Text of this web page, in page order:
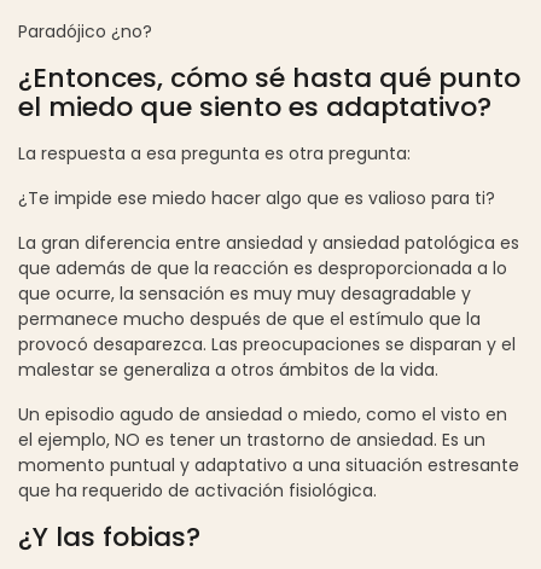
Paradójico ¿no?
¿Entonces, cómo sé hasta qué punto
el miedo que siento es adaptativo?
La respuesta a esa pregunta es otra pregunta:
¿Te impide ese miedo hacer algo que es valioso para ti?
La gran diferencia entre ansiedad y ansiedad patológica es
que además de que la reacción es desproporcionada a lo
que ocurre, la sensación es muy muy desagradable y
permanece mucho después de que el estímulo que la
provocó desaparezca. Las preocupaciones se disparan y el
malestar se generaliza a otros ámbitos de la vida.
Un episodio agudo de ansiedad o miedo, como el visto en
el ejemplo, NO es tener un trastorno de ansiedad. Es un
momento puntual y adaptativo a una situación estresante
que ha requerido de activación fisiológica.
¿Y las fobias?